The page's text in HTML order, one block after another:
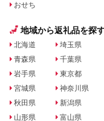
おせち
地域から返礼品を探
北海道
青森県
岩手県
宮城県
秋田県
山形県
埼玉県
千葉県
東京都
神奈川県
新潟県
富山県